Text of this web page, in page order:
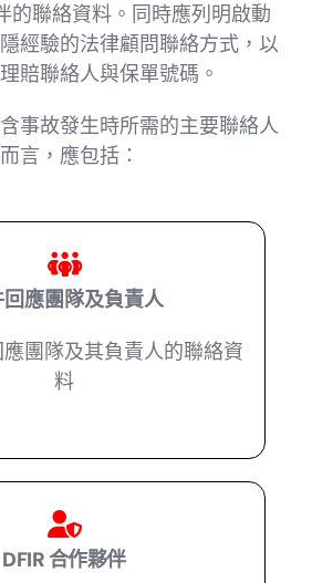
的聯絡資料。同時應列明啟動
經驗的法律顧問聯絡方式，以
賠聯絡人與保單號碼。
事故發生時所需的主要聯絡人
言，應包括：
回應團隊及負責人
團隊及其負責人的聯絡資
料
DFIR 合作夥伴